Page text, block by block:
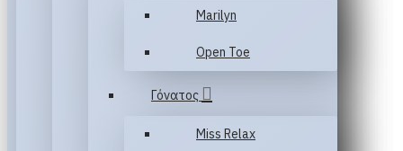
Marilyn
Open Toe
Γόνατος
Miss Relax